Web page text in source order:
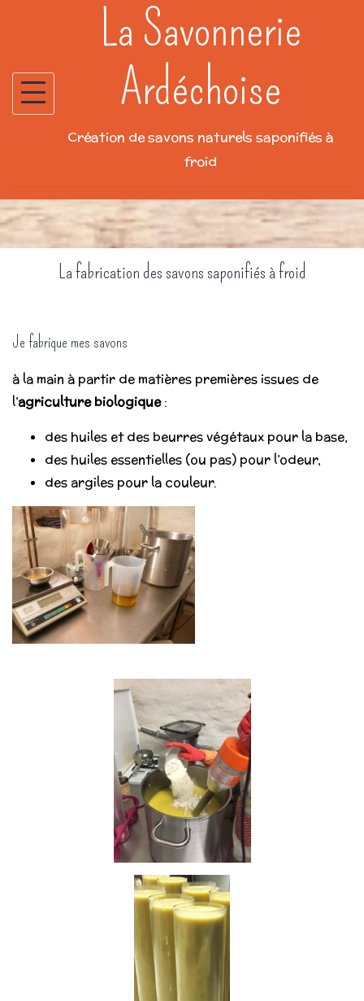
La Savonnerie
Ardéchoise
Création de savons naturels saponifiés à
froid
La fabrication des savons saponifiés à froid
Je fabrique mes savons
à la main à partir de matières premières issues de
l’agriculture biologique:
des huiles et des beurres végétaux pour la base,
des huiles essentielles (ou pas) pour l’odeur,
des argiles pour la couleur.